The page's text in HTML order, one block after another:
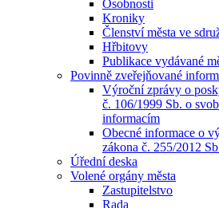
Osobnosti
Kroniky
Členství města ve
Hřbitovy
Publikace vydávané
Povinně zveřejňované
Výroční zprávy o
č. 106/1999 Sb. o
informacím
Obecné informace o
zákona č. 255/2012
Úřední deska
Volené orgány města
Zastupitelstvo
Rada